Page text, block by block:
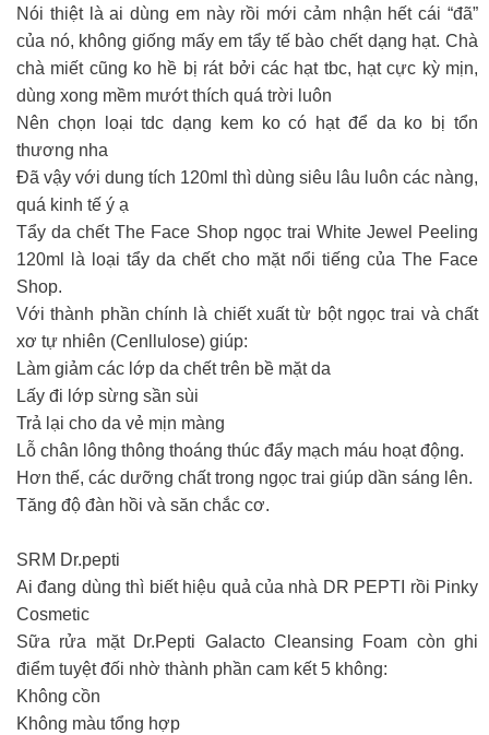
Nói thiệt là ai dùng em này rồi mới cảm nhận hết cái “đã”
của nó, không giống mấy em tẩy tế bào chết dạng hạt. Chà
chà miết cũng ko hề bị rát bởi các hạt tbc, hạt cực kỳ mịn,
dùng xong mềm mướt thích quá trời luôn
Nên chọn loại tdc dạng kem ko có hạt để da ko bị tổn
thương nha
Đã vậy với dung tích 120ml thì dùng siêu lâu luôn các nàng,
quá kinh tế ý ạ
Tẩy da chết The Face Shop ngọc trai White Jewel Peeling
120ml là loại tẩy da chết cho mặt nổi tiếng của The Face
Shop.
Với thành phần chính là chiết xuất từ bột ngọc trai và chất
xơ tự nhiên (Cenllulose) giúp:
Làm giảm các lớp da chết trên bề mặt da
Lấy đi lớp sừng sần sùi
Trả lại cho da vẻ mịn màng
Lỗ chân lông thông thoáng thúc đẩy mạch máu hoạt động.
Hơn thế, các dưỡng chất trong ngọc trai giúp dần sáng lên.
Tăng độ đàn hồi và săn chắc cơ.
SRM Dr.pepti
Ai đang dùng thì biết hiệu quả của nhà DR PEPTI rồi Pinky
Cosmetic
Sữa rửa mặt Dr.Pepti Galacto Cleansing Foam còn ghi
điểm tuyệt đối nhờ thành phần cam kết 5 không:
Không cồn
Không màu tổng hợp